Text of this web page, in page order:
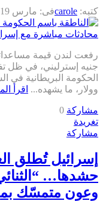
كتبه: caroleفى: مارس 19, 2026
جنيه إسترليني، في ظل
الحكومة البريطانية في
وولار، ما يشهده... اقرأ
مشاركة 0
تغريدة
مشاركة
إسرائيل تُطلق
حشدها…
وعون متمسّك